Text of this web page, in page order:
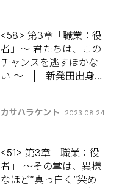
<58> 第3章「職業：役
者」～ 君たちは、この
チャンスを逃すほかな
い ～ | 新発田出身カ
ですか？】
カサハラケント 2023.08.24
<51> 第3章「職業：役
者」 ～その掌は、異様
なほど”真っ白く”染め